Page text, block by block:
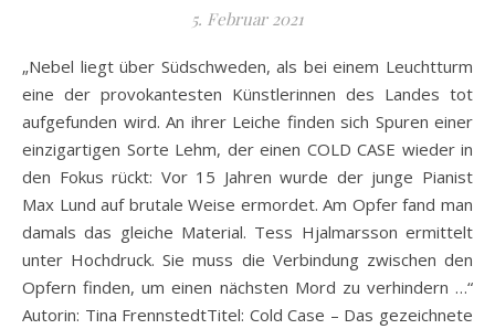
5. Februar 2021
„Nebel liegt über Südschweden, als bei einem Leuchtturm
eine der provokantesten Künstlerinnen des Landes tot
aufgefunden wird. An ihrer Leiche finden sich Spuren einer
einzigartigen Sorte Lehm, der einen COLD CASE wieder in
den Fokus rückt: Vor 15 Jahren wurde der junge Pianist
Max Lund auf brutale Weise ermordet. Am Opfer fand man
damals das gleiche Material. Tess Hjalmarsson ermittelt
unter Hochdruck. Sie muss die Verbindung zwischen den
Opfern finden, um einen nächsten Mord zu verhindern …“
Autorin: Tina FrennstedtTitel: Cold Case – Das gezeichnete